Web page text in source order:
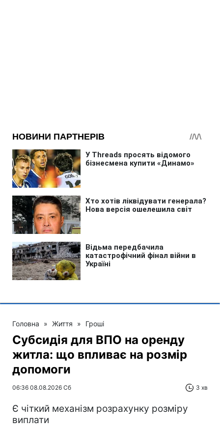
Головна » Життя » Гроші
Субсидія для ВПО на оренду
житла: що впливає на розмір
допомоги
06:36 08.08.2026 Сб 3 хв
Є чіткий механізм розрахунку розміру
виплати